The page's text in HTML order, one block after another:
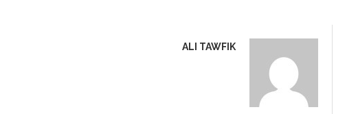
ALI TAWFIK